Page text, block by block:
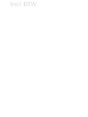
Incl. BTW